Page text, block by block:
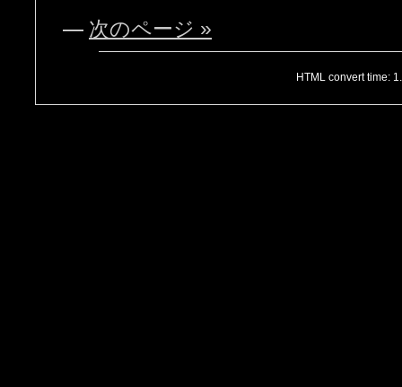
— 次のページ »
HTML convert time: